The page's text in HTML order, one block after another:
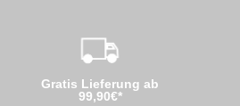
Gratis Lieferung ab
99,90€*